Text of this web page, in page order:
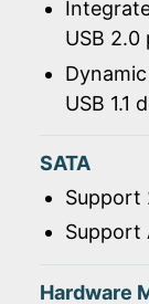
USB 2.0
USB 1.1
SATA
Support
Support
Hardware